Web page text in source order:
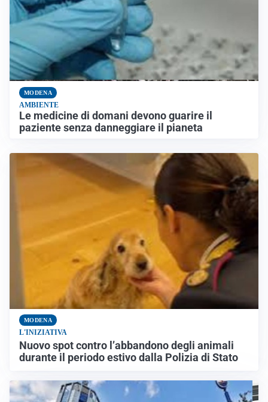
MODENA
AMBIENTE
Le medicine di domani devono guarire il
paziente senza danneggiare il pianeta
MODENA
L'INIZIATIVA
Nuovo spot contro l’abbandono degli animali
durante il periodo estivo dalla Polizia di Stato